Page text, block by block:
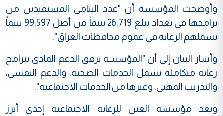
وأوضحت المؤسسة أن "عدد اليتامى المستفيدين من
برامجها في بغداد يبلغ 26,719 يتيماً من أصل 99,597 يتيماً
تشملهم الرعاية في عموم محافظات العراق".
وأشار البيان إلى أن "المؤسسة ترفق الدعم المادي ببرامج
رعاية متكاملة تشمل الخدمات الصحية، والدعم النفسي،
والتدريب المهني، وغيرها من الخدمات الاجتماعية".
وتعد مؤسسة العين للرعاية الاجتماعية إحدى أبرز